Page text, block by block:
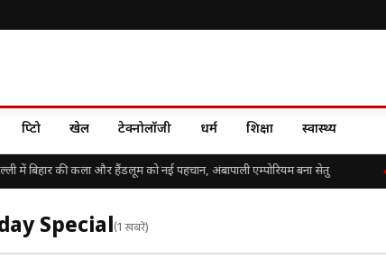
क्रिप्टो खेल टेक्नोलॉजी धर्म शिक्षा स्वास्थ्य
में बिहार की कला और हैंडलूम को नई पहचान, अंबापाली एम्पोरियम बना सेतु
Special(1 खबरें)